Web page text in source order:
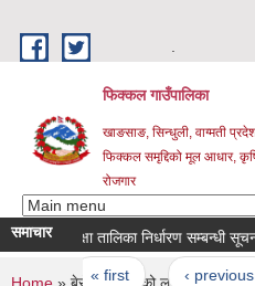
फिक्कल गाउँपालिका
खाङसाङ, सिन्धुली, वाग्मती
फिक्कल समृद्दिको मूल आधार,
रोजगार
समाचार
परीक्षा तालिका निर्धारण सम्बन्धी सूचना ‌।
Pages
« first ‹ previous …